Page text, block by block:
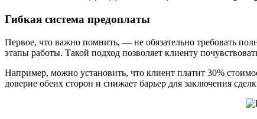
Гибкая система предоплаты
Первое, что важно помнить, — не обязательно требовать
этапы работы. Такой подход позволяет клиенту
Например, можно установить, что клиент платит 30%
доверие обеих сторон и снижает барьер для заключения